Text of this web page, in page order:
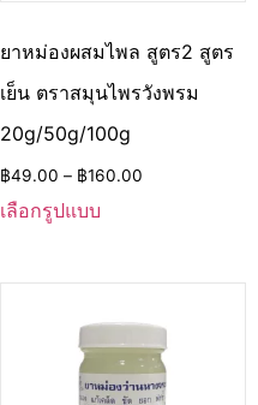
ยาหม่องผสมไพล สูตร2 สูตร
เย็น ตราสมุนไพรวังพรม
20g/50g/100g
฿49.00 – ฿160.00
เลือกรูปแบบ